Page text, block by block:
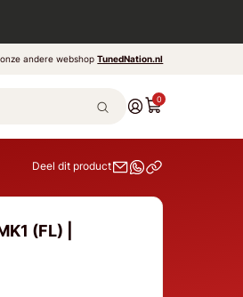
andere webshopTunedNation.nl
0
Deel dit product
(FL) |